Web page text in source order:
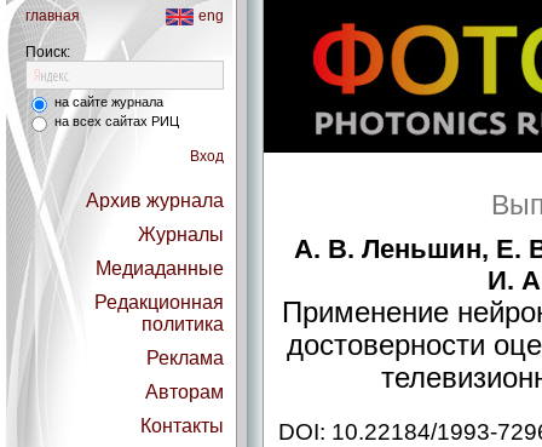
главная eng
Поиск:
на сайте журнала
на всех сайтах РИЦ
Вход
Архив журнала
Журналы
Медиаданные
Редакционная
политика
Реклама
Авторам
Контакты
А. В. Леньшин, Е.
И.
Применение
достоверности
DOI: 10.22184/1993-